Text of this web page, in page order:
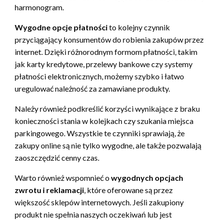
harmonogram.
Wygodne opcje płatnościto kolejny czynnik
przyciągający konsumentów do robienia zakupów przez
internet. Dzięki różnorodnym formom płatności, takim
jak karty kredytowe, przelewy bankowe czy systemy
płatności elektronicznych, możemy szybko i łatwo
uregulować należność za zamawiane produkty.
Należy również podkreślić korzyści wynikające z braku
konieczności stania w kolejkach czy szukania miejsca
parkingowego. Wszystkie te czynniki sprawiają, że
zakupy online są nie tylko wygodne, ale także pozwalają
zaoszczędzić cenny czas.
Warto również wspomnieć owygodnych opcjach
zwrotu i reklamacji, które oferowane są przez
większość sklepów internetowych. Jeśli zakupiony
produkt nie spełnia naszych oczekiwań lub jest